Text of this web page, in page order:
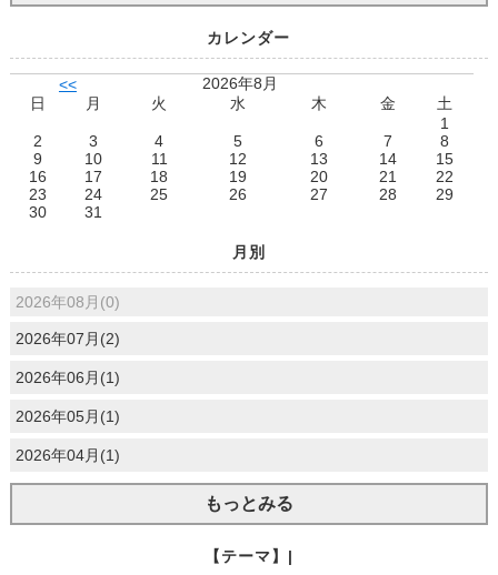
カレンダー
<<
2026年8月
日
月 火 水 木 金
土
1
2
3 4 5 6 7
8
9
10 11 12 13 14
15
16
17 18 19 20 21
22
23
24 25 26 27 28
29
30
31
月別
2026年08月(0)
2026年07月(2)
2026年06月(1)
2026年05月(1)
2026年04月(1)
もっとみる
【テーマ】|